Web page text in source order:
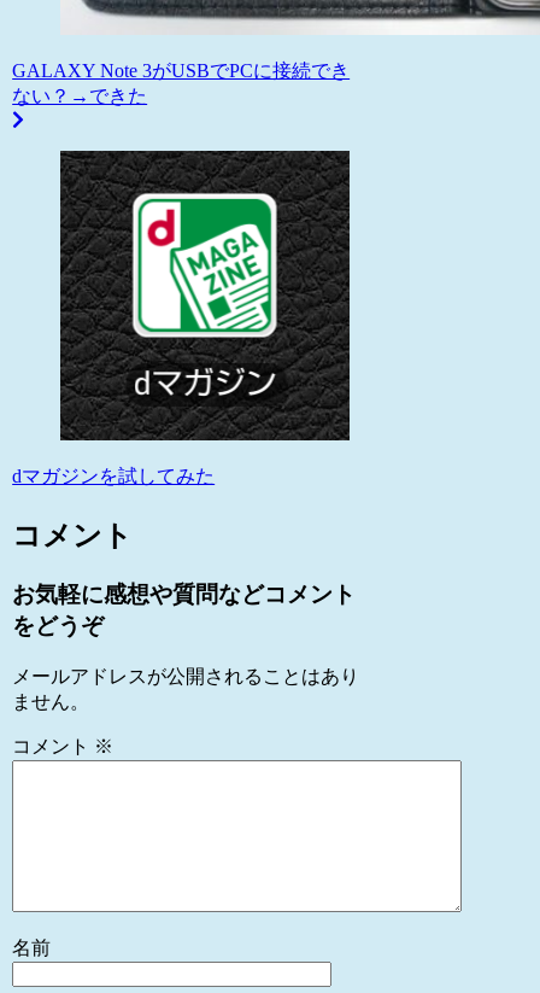
GALAXY Note 3がUSBでPCに接続でき
ない？→できた
dマガジンを試してみた
コメント
お気軽に感想や質問などコメント
をどうぞ
メールアドレスが公開されることはあり
ません。
コメント ※
名前